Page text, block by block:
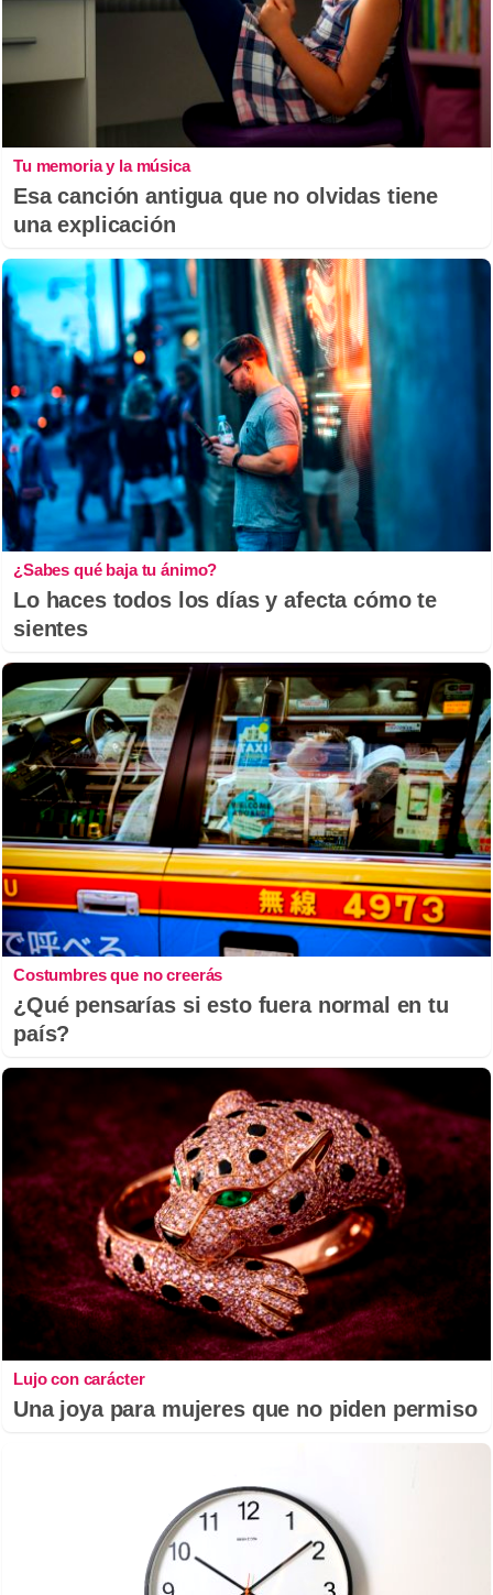
Tu memoria y la música
Esa canción antigua que no olvidas tiene
una explicación
¿Sabes qué baja tu ánimo?
Lo haces todos los días y afecta cómo te
sientes
Costumbres que no creerás
¿Qué pensarías si esto fuera normal en tu
país?
Lujo con carácter
Una joya para mujeres que no piden permiso